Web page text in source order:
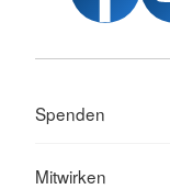
Spenden
Mitwirken